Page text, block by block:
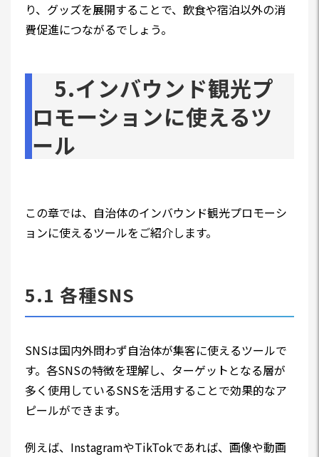
り、グッズを展開することで、飲食や宿泊以外の消
費促進につながるでしょう。
5.インバウンド観光プ
ロモーションに使えるツ
ール
この章では、自治体のインバウンド観光プロモーシ
ョンに使えるツールをご紹介します。
5.1 各種SNS
SNSは国内外問わず自治体が集客に使えるツールで
す。各SNSの特徴を理解し、ターゲットとなる層が
多く使用しているSNSを活用することで効果的なア
ピールができます。
例えば、InstagramやTikTokであれば、画像や動画